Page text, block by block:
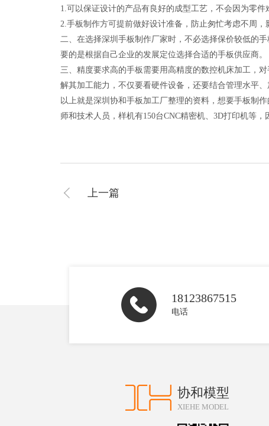
1.可以保证设计的产品有良好的成型工艺，不会因为零件
2.手板制作方可提前做好设计准备，防止匆忙考虑不周，
二、在选择深圳手板制作厂家时，不必选择保价较低的
要的是根据自己企业的发展定位选择合适的手板供应商。
三、精度要求高的手板需要用高精度的数控机床加工，
解其加工能力，不仅要看硬件设备，还要结合管理水平、
以上就是深圳协和手板加工厂整理的资料，想要手板制
师和技术人员，样机有150台CNC精密机、3D打印机等
上一篇
18123867515
电话
协和模型
XIEHE MODEL